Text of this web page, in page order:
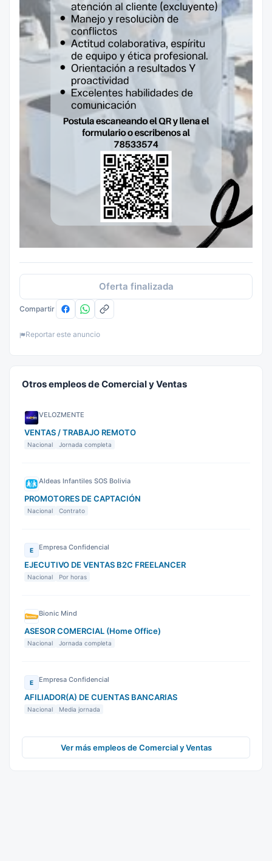
Oferta finalizada
Compartir
Reportar este anuncio
Otros empleos de Comercial y Ventas
VELOZMENTE
VENTAS / TRABAJO REMOTO
Nacional Jornada completa
Aldeas Infantiles SOS Bolivia
PROMOTORES DE CAPTACIÓN
Nacional Contrato
E Empresa Confidencial
EJECUTIVO DE VENTAS B2C FREELANCER
Nacional Por horas
Bionic Mind
ASESOR COMERCIAL (Home Office)
Nacional Jornada completa
E Empresa Confidencial
AFILIADOR(A) DE CUENTAS BANCARIAS
Nacional Media jornada
Ver más empleos de Comercial y Ventas